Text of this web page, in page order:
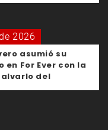
2026
asumió su
For Ever con la
del